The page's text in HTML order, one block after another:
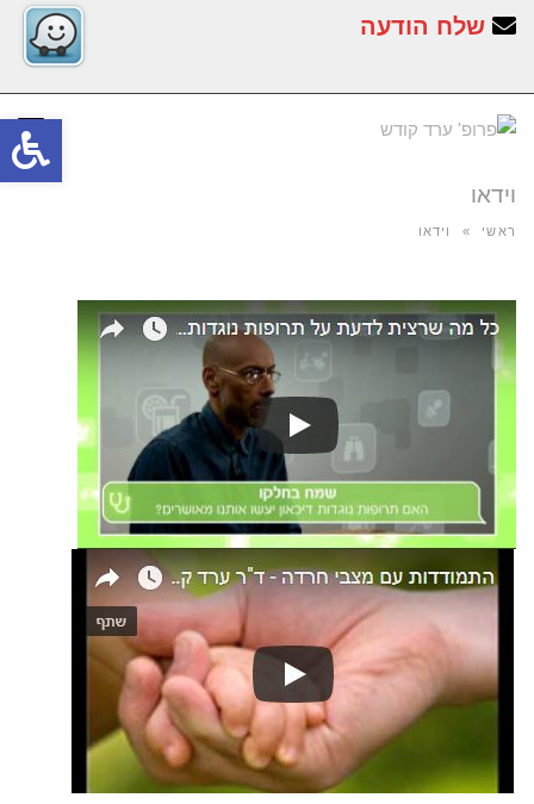
שלח הודעה
וידאו
ראשי » וידאו